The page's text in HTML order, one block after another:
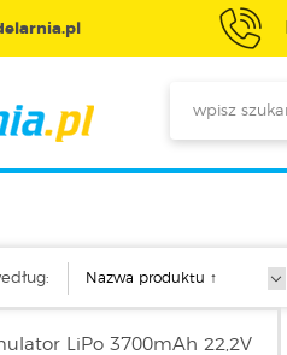
LiPo 3700mAh 22,2V